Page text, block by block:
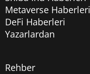
Metaverse Haberleri
DeFi Haberleri
Yazarlardan
Rehber